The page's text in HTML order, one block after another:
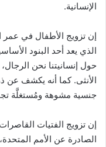
الإنسانية.
إن تزويج الأطفال في
الذي يعد أحد البنود
حول إنسانيتنا نحن
الأنثى. كما أنه يكشف عن
جنسية مشوهة ومُستغلَّة
إن تزويج الفتيات
الصادرة عن الأمم